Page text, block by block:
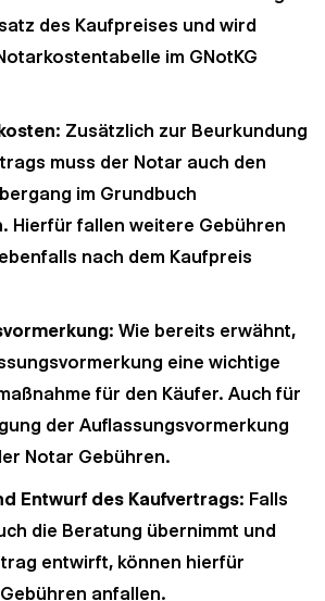
des Kaufpreises und wird
im GNotKG
: Zusätzlich zur Beurkundung
muss der Notar auch den
im Grundbuch
Hierfür fallen weitere Gebühren
nach dem Kaufpreis
: Wie bereits erwähnt,
eine wichtige
für den Käufer. Auch für
der Auflassungsvormerkung
Notar Gebühren.
Entwurf des Kaufvertrags: Falls
die Beratung übernimmt und
entwirft, können hierfür
anfallen.